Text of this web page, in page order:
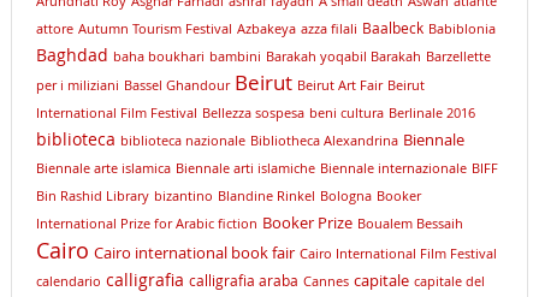
attore Autumn Tourism Festival Azbakeya azza filali Baalbeck Babiblonia
Baghdad baha boukhari bambini Barakah yoqabil Barakah Barzellette
per i miliziani Bassel Ghandour Beirut Beirut Art Fair Beirut
International Film Festival Bellezza sospesa beni cultura Berlinale 2016
biblioteca biblioteca nazionale Bibliotheca Alexandrina Biennale
Biennale arte islamica Biennale arti islamiche Biennale internazionale BIFF
Bin Rashid Library bizantino Blandine Rinkel Bologna Booker
International Prize for Arabic fiction Booker Prize Boualem Bessaih
Cairo Cairo international book fair Cairo International Film Festival
calendario calligrafia calligrafia araba Cannes capitale capitale del